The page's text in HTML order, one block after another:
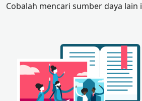
Cobalah mencari sumber daya lain